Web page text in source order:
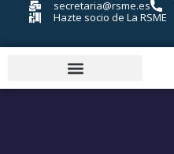
secretaria@rsme.es
Hazte socio de La RSME